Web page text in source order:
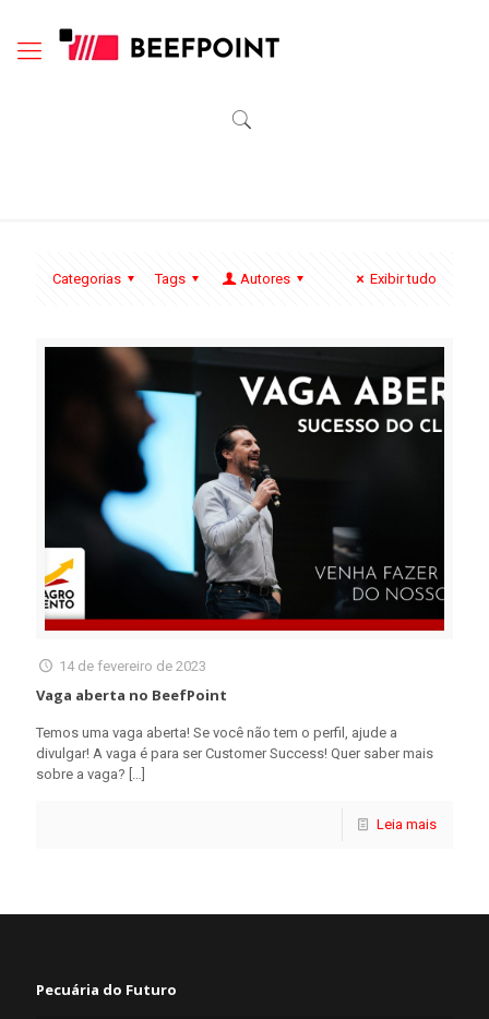
Categorias Tags Autores Exibir tudo
14 de fevereiro de 2023
Vaga aberta no BeefPoint
Temos uma vaga aberta! Se você não tem o perfil, ajude a
divulgar! A vaga é para ser Customer Success! Quer saber mais
sobre a vaga? […]
Leia mais
Pecuária do Futuro